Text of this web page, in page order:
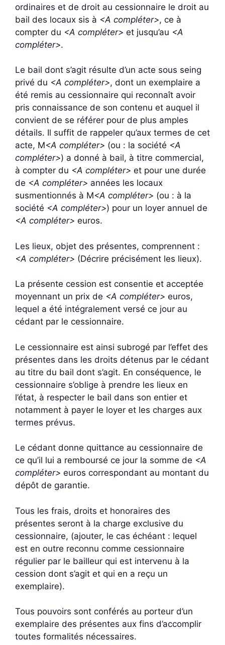
ordinaires et de droit au cessionnaire le droit au
bail des locaux sis à <A compléter>, ce à
compter du <A compléter> et jusqu’au <A
compléter>.
Le bail dont s’agit résulte d’un acte sous seing
privé du <A compléter>, dont un exemplaire a
été remis au cessionnaire qui reconnaît avoir
pris connaissance de son contenu et auquel il
convient de se référer pour de plus amples
détails. Il suffit de rappeler qu’aux termes de cet
acte, M<A compléter> (ou : la société <A
compléter>) a donné à bail, à titre commercial,
à compter du <A compléter> et pour une durée
de <A compléter> années les locaux
susmentionnés à M<A compléter> (ou : à la
société <A compléter>) pour un loyer annuel de
<A compléter> euros.
Les lieux, objet des présentes, comprennent :
<A compléter> (Décrire précisément les lieux).
La présente cession est consentie et acceptée
moyennant un prix de <A compléter> euros,
lequel a été intégralement versé ce jour au
cédant par le cessionnaire.
Le cessionnaire est ainsi subrogé par l’effet des
présentes dans les droits détenus par le cédant
au titre du bail dont s’agit. En conséquence, le
cessionnaire s’oblige à prendre les lieux en
l’état, à respecter le bail dans son entier et
notamment à payer le loyer et les charges aux
termes prévus.
Le cédant donne quittance au cessionnaire de
ce qu’il lui a remboursé ce jour la somme de <A
compléter> euros correspondant au montant du
dépôt de garantie.
Tous les frais, droits et honoraires des
présentes seront à la charge exclusive du
cessionnaire, (ajouter, le cas échéant : lequel
est en outre reconnu comme cessionnaire
régulier par le bailleur qui est intervenu à la
cession dont s’agit et qui en a reçu un
exemplaire).
Tous pouvoirs sont conférés au porteur d’un
exemplaire des présentes aux fins d’accomplir
toutes formalités nécessaires.